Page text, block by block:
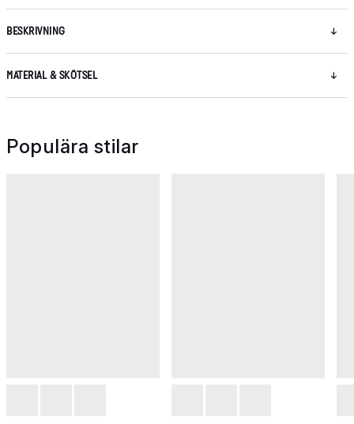
BESKRIVNING
MATERIAL & SKÖTSEL
Populära stilar